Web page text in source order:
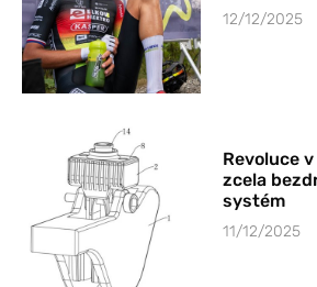
12/12/2025
Revoluce
zcela
systém
11/12/2025